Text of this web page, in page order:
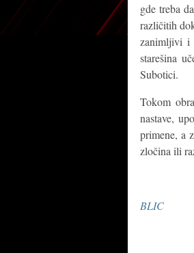
gde treba
različitih
zanimljivi i
starešina
Subotici.
Tokom
nastave,
primene, a
zločina ili
BLIC